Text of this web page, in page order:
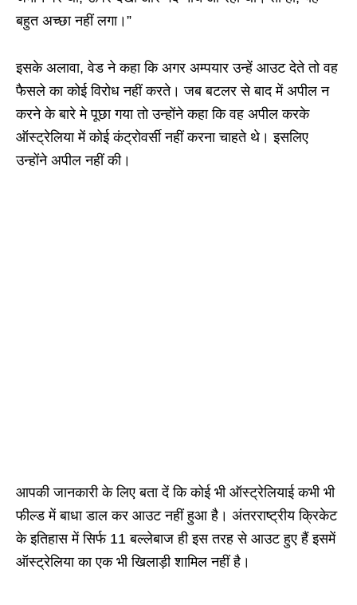
बहुत अच्छा नहीं लगा।”
इसके अलावा, वेड ने कहा कि अगर अम्पयार उन्हें आउट देते तो वह
फैसले का कोई विरोध नहीं करते। जब बटलर से बाद में अपील न
करने के बारे मे पूछा गया तो उन्होंने कहा कि वह अपील करके
ऑस्ट्रेलिया में कोई कंट्रोवर्सी नहीं करना चाहते थे। इसलिए
उन्होंने अपील नहीं की।
आपकी जानकारी के लिए बता दें कि कोई भी ऑस्ट्रेलियाई कभी भी
फील्ड में बाधा डाल कर आउट नहीं हुआ है। अंतरराष्ट्रीय क्रिकेट
के इतिहास में सिर्फ 11 बल्लेबाज ही इस तरह से आउट हुए हैं इसमें
ऑस्ट्रेलिया का एक भी खिलाड़ी शामिल नहीं है।